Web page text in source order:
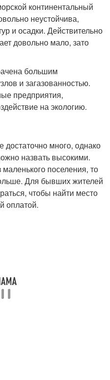
континентальный
неустойчива,
и осадки. Действительно
довольно мало, зато
большим
и загазованностью.
предприятия,
на экологию.
достаточно много, однако
назвать высокими.
поселения, то
Для бывших жителей
чтобы найти место
оплатой.